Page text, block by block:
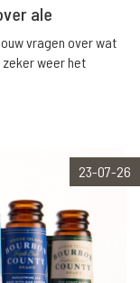
ale
vragen over wat
weer het
23-07-26